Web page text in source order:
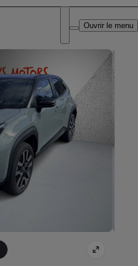
DEALER NAME
Ouvrir le menu